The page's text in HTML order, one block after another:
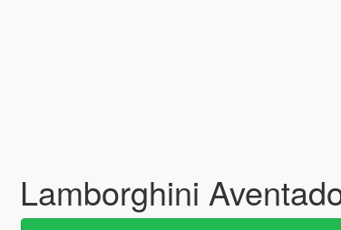
Lamborghini